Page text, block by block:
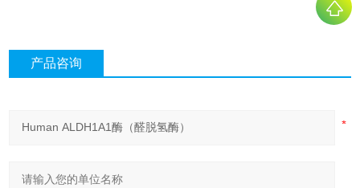
产品咨询